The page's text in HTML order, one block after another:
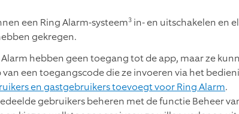
een Ring Alarm-systeem3 in- en uitschakelen en
gekregen.
hebben geen toegang tot de app, maar ze
een toegangscode die ze invoeren via het
en gastgebruikers toevoegt voor Ring Alarm.
gebruikers beheren met de functie Beheer